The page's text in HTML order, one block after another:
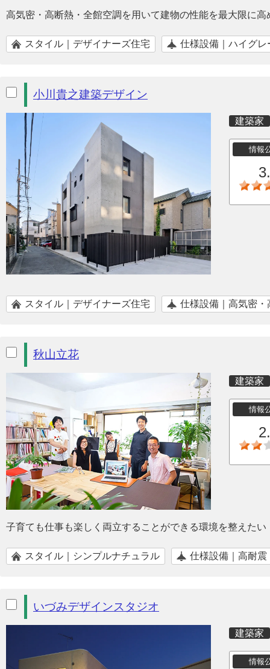
高気密・高断熱・全館空調を用いて建物の性能を最大限に
スタイル｜デザイナーズ住宅 仕様設備｜ハイグレ
小川貴之建築デザイン
建築家
情報
スタイル｜デザイナーズ住宅 仕様設備｜高気密・
秋山立花
建築家
情報
子育ても仕事も楽しく両立することができる環境を整えたい
スタイル｜シンプルナチュラル 仕様設備｜高耐震
いづみデザインスタジオ
建築家
情報